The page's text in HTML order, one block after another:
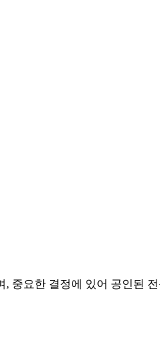
중요한 결정에 있어 공인된